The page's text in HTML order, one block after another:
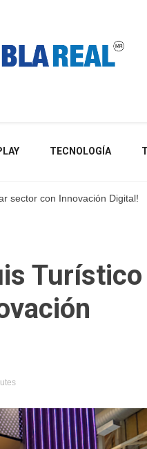
TECNOLOGÍA
sector con Innovación Digital!
Turístico